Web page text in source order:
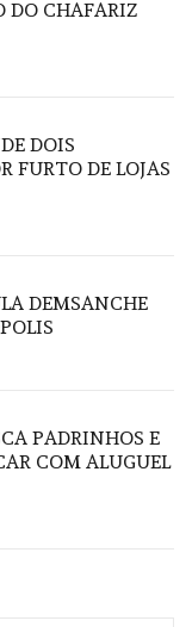
DO CHAFARIZ
DOIS
FURTO DE LOJAS
DEMSANCHE
PADRINHOS E
COM ALUGUEL